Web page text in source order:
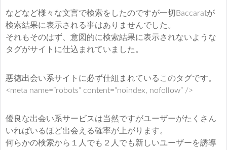
などなど様々な文言で検索をしたのですが一切Baccaratが
検索結果に表示される事はありませんでした。
それもそのはず、意図的に検索結果に表示されないような
タグがサイトに仕込まれていました。
悪徳出会い系サイトに必ず仕組まれているこのタグです。
<meta name=”robots” content=”noindex, nofollow” />
優良な出会い系サービスは当然ですがユーザーがたくさん
いればいるほど出会える確率が上がります。
何らかの検索から１人でも２人でも新しいユーザーを誘導